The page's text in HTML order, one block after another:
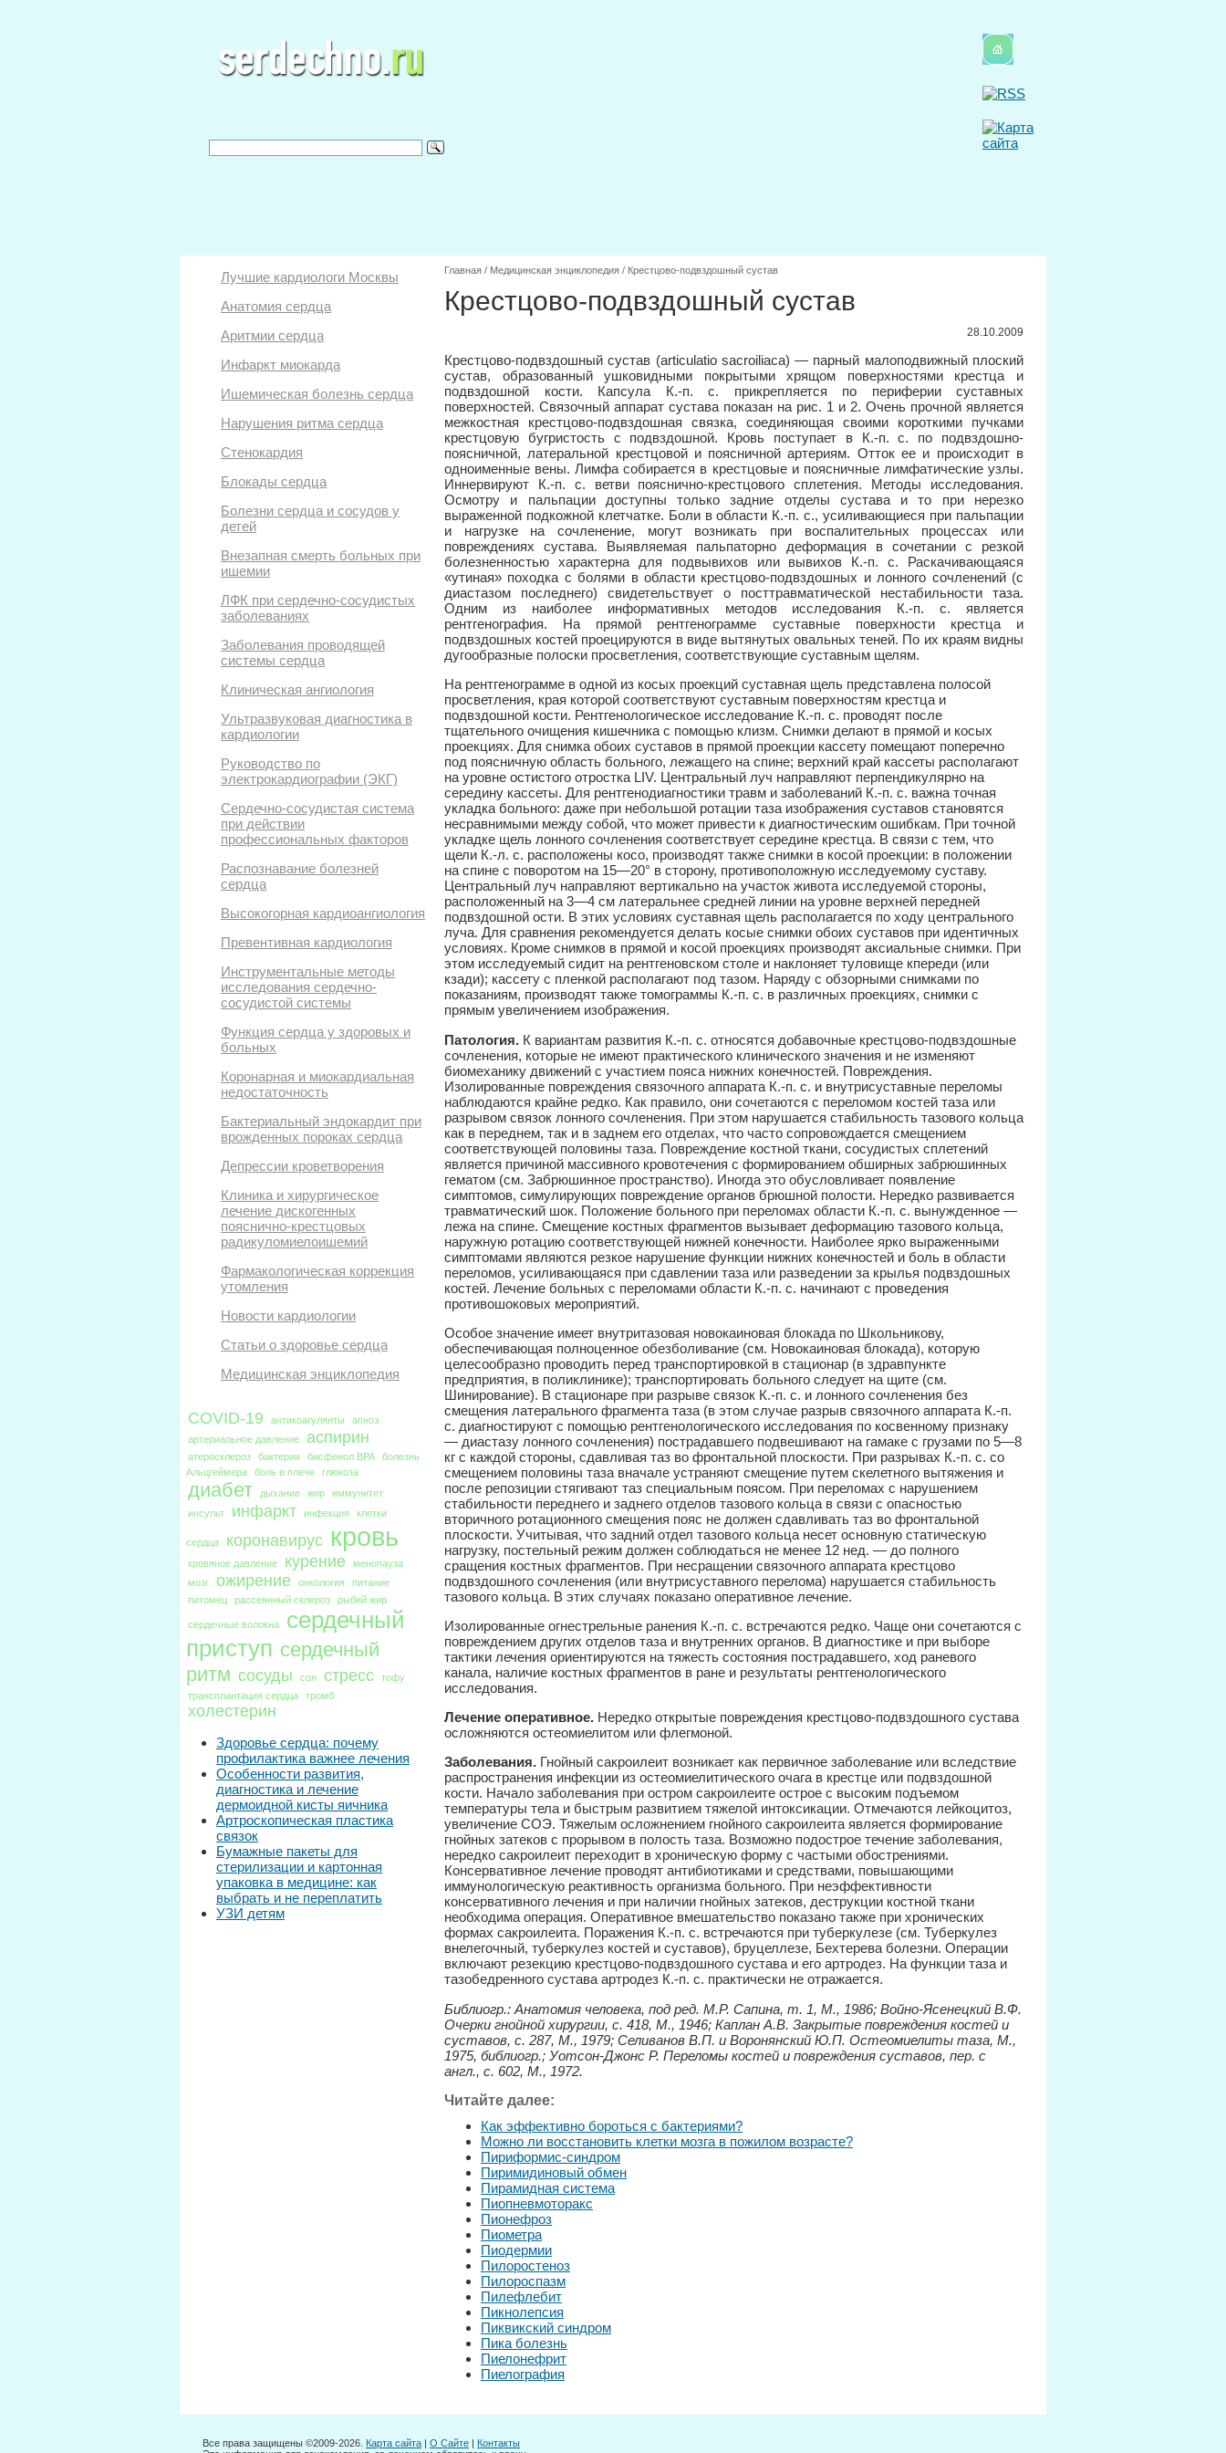
Лучшие кардиологи Москвы
Анатомия сердца
Аритмии сердца
Инфаркт миокарда
Ишемическая болезнь сердца
Нарушения ритма сердца
Стенокардия
Блокады сердца
Болезни сердца и сосудов у
детей
Внезапная смерть больных при
ишемии
ЛФК при сердечно-сосудистых
заболеваниях
Заболевания проводящей
системы сердца
Клиническая ангиология
Ультразвуковая диагностика в
кардиологии
Руководство по
электрокардиографии (ЭКГ)
Сердечно-сосудистая система
при действии
профессиональных факторов
Распознавание болезней
сердца
Высокогорная кардиоангиология
Превентивная кардиология
Инструментальные методы
исследования сердечно-
сосудистой системы
Функция сердца у здоровых и
больных
Коронарная и миокардиальная
недостаточность
Бактериальный эндокардит при
врожденных пороках сердца
Депрессии кроветворения
Клиника и хирургическое
лечение дискогенных
пояснично-крестцовых
радикуломиелоишемий
Фармакологическая коррекция
утомления
Новости кардиологии
Статьи о здоровье сердца
Медицинская энциклопедия
COVID-19 антикоагулянты
апноэ
артериальное давление
аспирин
атеросклероз бактерии бисфенол BPA
болезнь
Альцгеймера
боль в плече глюкоза
диабет дыхание жир
иммунитет
инсульт
инфаркт инфекция клетки
сердца коронавирус кровь
кровяное давление курение
менопауза
мозг
ожирение онкология
питание
питомец
рассеянный склероз рыбий жир
сердечные волокна
сердечный
приступ сердечный
ритм сосуды соя стресс
тофу
трансплантация сердца
тромб
холестерин
Здоровье сердца: почему
профилактика важнее лечения
Особенности развития,
диагностика и лечение
дермоидной кисты яичника
Артроскопическая пластика
связок
Бумажные пакеты для
стерилизации и картонная
упаковка в медицине: как
выбрать и не переплатить
УЗИ детям
Главная / Медицинская энциклопедия / Крестцово-подвздошный сустав
Крестцово-подвздошный сустав
28.10.2009
Крестцово-подвздошный сустав (articulatio sacroiliaca) — парный малоподвижный плоский
сустав, образованный ушковидными покрытыми хрящом поверхностями крестца и
подвздошной кости. Капсула К.-п. с. прикрепляется по периферии суставных
поверхностей. Связочный аппарат сустава показан на рис. 1 и 2. Очень прочной является
межкостная крестцово-подвздошная связка, соединяющая своими короткими пучками
крестцовую бугристость с подвздошной. Кровь поступает в К.-п. с. по подвздошно-
поясничной, латеральной крестцовой и поясничной артериям. Отток ее и происходит в
одноименные вены. Лимфа собирается в крестцовые и поясничные лимфатические узлы.
Иннервируют К.-п. с. ветви пояснично-крестцового сплетения. Методы исследования.
Осмотру и пальпации доступны только задние отделы сустава и то при нерезко
выраженной подкожной клетчатке. Боли в области К.-п. с., усиливающиеся при пальпации
и нагрузке на сочленение, могут возникать при воспалительных процессах или
повреждениях сустава. Выявляемая пальпаторно деформация в сочетании с резкой
болезненностью характерна для подвывихов или вывихов К.-п. с. Раскачивающаяся
«утиная» походка с болями в области крестцово-подвздошных и лонного сочленений (с
диастазом последнего) свидетельствует о посттравматической нестабильности таза.
Одним из наиболее информативных методов исследования К.-п. с. является
рентгенография. На прямой рентгенограмме суставные поверхности крестца и
подвздошных костей проецируются в виде вытянутых овальных теней. По их краям видны
дугообразные полоски просветления, соответствующие суставным щелям.
На рентгенограмме в одной из косых проекций суставная щель представлена полосой
просветления, края которой соответствуют суставным поверхностям крестца и
подвздошной кости. Рентгенологическое исследование К.-п. с. проводят после
тщательного очищения кишечника с помощью клизм. Снимки делают в прямой и косых
проекциях. Для снимка обоих суставов в прямой проекции кассету помещают поперечно
под поясничную область больного, лежащего на спине; верхний край кассеты располагают
на уровне остистого отростка LIV. Центральный луч направляют перпендикулярно на
середину кассеты. Для рентгенодиагностики травм и заболеваний К.-п. с. важна точная
укладка больного: даже при небольшой ротации таза изображения суставов становятся
несравнимыми между собой, что может привести к диагностическим ошибкам. При точной
укладке щель лонного сочленения соответствует середине крестца. В связи с тем, что
щели К.-л. с. расположены косо, производят также снимки в косой проекции: в положении
на спине с поворотом на 15—20° в сторону, противоположную исследуемому суставу.
Центральный луч направляют вертикально на участок живота исследуемой стороны,
расположенный на 3—4 см латеральнее средней линии на уровне верхней передней
подвздошной ости. В этих условиях суставная щель располагается по ходу центрального
луча. Для сравнения рекомендуется делать косые снимки обоих суставов при идентичных
условиях. Кроме снимков в прямой и косой проекциях производят аксиальные снимки. При
этом исследуемый сидит на рентгеновском столе и наклоняет туловище кпереди (или
кзади); кассету с пленкой располагают под тазом. Наряду с обзорными снимками по
показаниям, производят также томограммы К.-п. с. в различных проекциях, снимки с
прямым увеличением изображения.
Патология. К вариантам развития К.-п. с. относятся добавочные крестцово-подвздошные
сочленения, которые не имеют практического клинического значения и не изменяют
биомеханику движений с участием пояса нижних конечностей. Повреждения.
Изолированные повреждения связочного аппарата К.-п. с. и внутрисуставные переломы
наблюдаются крайне редко. Как правило, они сочетаются с переломом костей таза или
разрывом связок лонного сочленения. При этом нарушается стабильность тазового кольца
как в переднем, так и в заднем его отделах, что часто сопровождается смещением
соответствующей половины таза. Повреждение костной ткани, сосудистых сплетений
является причиной массивного кровотечения с формированием обширных забрюшинных
гематом (см. Забрюшинное пространство). Иногда это обусловливает появление
симптомов, симулирующих повреждение органов брюшной полости. Нередко развивается
травматический шок. Положение больного при переломах области К.-п. с. вынужденное —
лежа на спине. Смещение костных фрагментов вызывает деформацию тазового кольца,
наружную ротацию соответствующей нижней конечности. Наиболее ярко выраженными
симптомами являются резкое нарушение функции нижних конечностей и боль в области
переломов, усиливающаяся при сдавлении таза или разведении за крылья подвздошных
костей. Лечение больных с переломами области К.-п. с. начинают с проведения
противошоковых мероприятий.
Особое значение имеет внутритазовая новокаиновая блокада по Школьникову,
обеспечивающая полноценное обезболивание (см. Новокаиновая блокада), которую
целесообразно проводить перед транспортировкой в стационар (в здравпункте
предприятия, в поликлинике); транспортировать больного следует на щите (см.
Шинирование). В стационаре при разрыве связок К.-п. с. и лонного сочленения без
смещения латерального фрагмента таза (в этом случае разрыв связочного аппарата К.-п.
с. диагностируют с помощью рентгенологического исследования по косвенному признаку
— диастазу лонного сочленения) пострадавшего подвешивают на гамаке с грузами по 5—8
кг с каждой стороны, сдавливая таз во фронтальной плоскости. При разрывах К.-п. с. со
смещением половины таза вначале устраняют смещение путем скелетного вытяжения и
после репозиции стягивают таз специальным поясом. При переломах с нарушением
стабильности переднего и заднего отделов тазового кольца в связи с опасностью
вторичного ротационного смещения пояс не должен сдавливать таз во фронтальной
плоскости. Учитывая, что задний отдел тазового кольца несет основную статическую
нагрузку, постельный режим должен соблюдаться не менее 12 нед. — до полного
сращения костных фрагментов. При несращении связочного аппарата крестцово
подвздошного сочленения (или внутрисуставного перелома) нарушается стабильность
тазового кольца. В этих случаях показано оперативное лечение.
Изолированные огнестрельные ранения К.-п. с. встречаются редко. Чаще они сочетаются с
повреждением других отделов таза и внутренних органов. В диагностике и при выборе
тактики лечения ориентируются на тяжесть состояния пострадавшего, ход раневого
канала, наличие костных фрагментов в ране и результаты рентгенологического
исследования.
Лечение оперативное. Нередко открытые повреждения крестцово-подвздошного сустава
осложняются остеомиелитом или флегмоной.
Заболевания. Гнойный сакроилеит возникает как первичное заболевание или вследствие
распространения инфекции из остеомиелитического очага в крестце или подвздошной
кости. Начало заболевания при остром сакроилеите острое с высоким подъемом
температуры тела и быстрым развитием тяжелой интоксикации. Отмечаются лейкоцитоз,
увеличение СОЭ. Тяжелым осложнением гнойного сакроилеита является формирование
гнойных затеков с прорывом в полость таза. Возможно подострое течение заболевания,
нередко сакроилеит переходит в хроническую форму с частыми обострениями.
Консервативное лечение проводят антибиотиками и средствами, повышающими
иммунологическую реактивность организма больного. При неэффективности
консервативного лечения и при наличии гнойных затеков, деструкции костной ткани
необходима операция. Оперативное вмешательство показано также при хронических
формах сакроилеита. Поражения К.-п. с. встречаются при туберкулезе (см. Туберкулез
внелегочный, туберкулез костей и суставов), бруцеллезе, Бехтерева болезни. Операции
включают резекцию крестцово-подвздошного сустава и его артродез. На функции таза и
тазобедренного сустава артродез К.-п. с. практически не отражается.
Библиогр.: Анатомия человека, под ред. М.Р. Сапина, т. 1, М., 1986; Войно-Ясенецкий В.Ф.
Очерки гнойной хирургии, с. 418, М., 1946; Каплан А.В. Закрытые повреждения костей и
суставов, с. 287, М., 1979; Селиванов В.П. и Воронянский Ю.П. Остеомиелиты таза, М.,
1975, библиогр.; Уотсон-Джонс Р. Переломы костей и повреждения суставов, пер. с
англ., с. 602, М., 1972.
Читайте далее:
Как эффективно бороться с бактериями?
Можно ли восстановить клетки мозга в пожилом возрасте?
Пириформис-синдром
Пиримидиновый обмен
Пирамидная система
Пиопневмоторакс
Пионефроз
Пиометра
Пиодермии
Пилоростеноз
Пилороспазм
Пилефлебит
Пикнолепсия
Пиквикский синдром
Пика болезнь
Пиелонефрит
Пиелография
Все права защищены ©2009-2026. Карта сайта | О Сайте | Контакты